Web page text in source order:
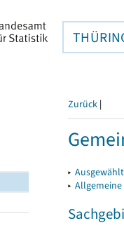
Zurück |
▸
▸